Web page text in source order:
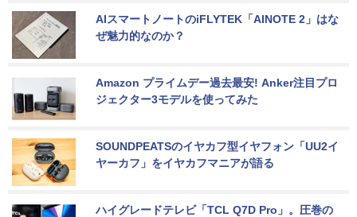
AIスマートノートのiFLYTEK「AINOTE 2」はな
ぜ魅力的なのか？
Amazon プライムデー過去最安! Anker注目プロ
ジェクター3モデルを使ってみた
SOUNDPEATSのイヤカフ型イヤフォン「UU2イ
ヤーカフ」をイヤカフマニアが語る
ハイグレードテレビ「TCL Q7D Pro」。圧巻の